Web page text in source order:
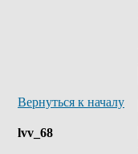
Вернуться к началу
lvv_68